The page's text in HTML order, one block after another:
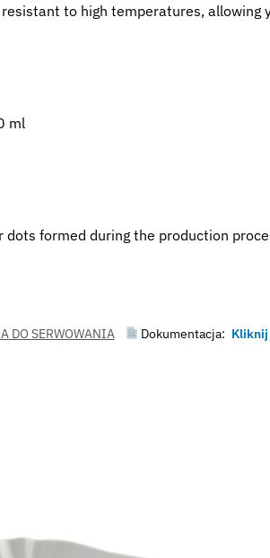
to high temperatures, allowing
ml
formed during the production
DO SERWOWANIA Dokumentacja: